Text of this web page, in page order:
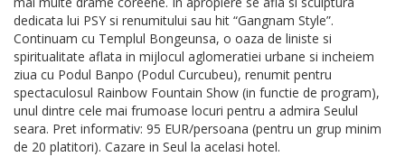
dedicata lui PSY si renumitului sau hit “Gangnam Style”.
Continuam cu Templul Bongeunsa, o oaza de liniste si
spiritualitate aflata in mijlocul aglomeratiei urbane si incheiem
ziua cu Podul Banpo (Podul Curcubeu), renumit pentru
spectaculosul Rainbow Fountain Show (in functie de program),
unul dintre cele mai frumoase locuri pentru a admira Seulul
seara. Pret informativ: 95 EUR/persoana (pentru un grup minim
de 20 platitori). Cazare in Seul la acelasi hotel.